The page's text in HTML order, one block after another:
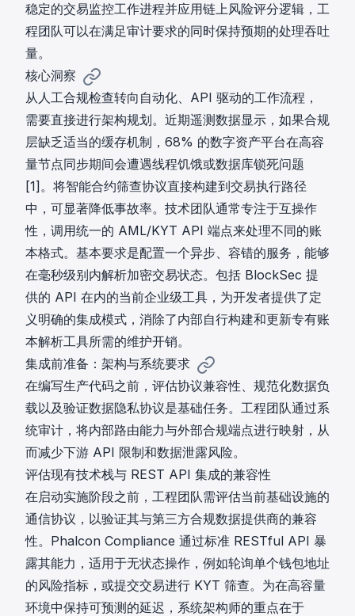
稳定的交易监控工作进程并应用链上风险评分逻辑，工
程团队可以在满足审计要求的同时保持预期的处理吞吐
量。
核心洞察
从人工合规检查转向自动化、API 驱动的工作流程，
需要直接进行架构规划。近期遥测数据显示，如果合规
层缺乏适当的缓存机制，68% 的数字资产平台在高容
量节点同步期间会遭遇线程饥饿或数据库锁死问题
[1]。将智能合约筛查协议直接构建到交易执行路径
中，可显著降低事故率。技术团队通常专注于互操作
性，调用统一的 AML/KYT API 端点来处理不同的账
本格式。基本要求是配置一个异步、容错的服务，能够
在毫秒级别内解析加密交易状态。包括 BlockSec 提
供的 API 在内的当前企业级工具，为开发者提供了定
义明确的集成模式，消除了内部自行构建和更新专有账
本解析工具所需的维护开销。
集成前准备：架构与系统要求
在编写生产代码之前，评估协议兼容性、规范化数据负
载以及验证数据隐私协议是基础任务。工程团队通过系
统审计，将内部路由能力与外部合规端点进行映射，从
而减少下游 API 限制和数据泄露风险。
评估现有技术栈与 REST API 集成的兼容性
在启动实施阶段之前，工程团队需评估当前基础设施的
通信协议，以验证其与第三方合规数据提供商的兼容
性。Phalcon Compliance 通过标准 RESTful API 暴
露其能力，适用于无状态操作，例如轮询单个钱包地址
的风险指标，或提交交易进行 KYT 筛查。为在高容量
环境中保持可预测的延迟，系统架构师的重点在于